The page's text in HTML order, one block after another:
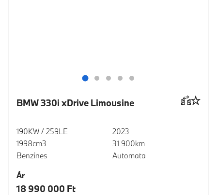
BMW 330i xDrive Limousine
190KW / 259LE
1998cm3
Benzines
2023
31 900km
Automata
Ár
18 990 000 Ft